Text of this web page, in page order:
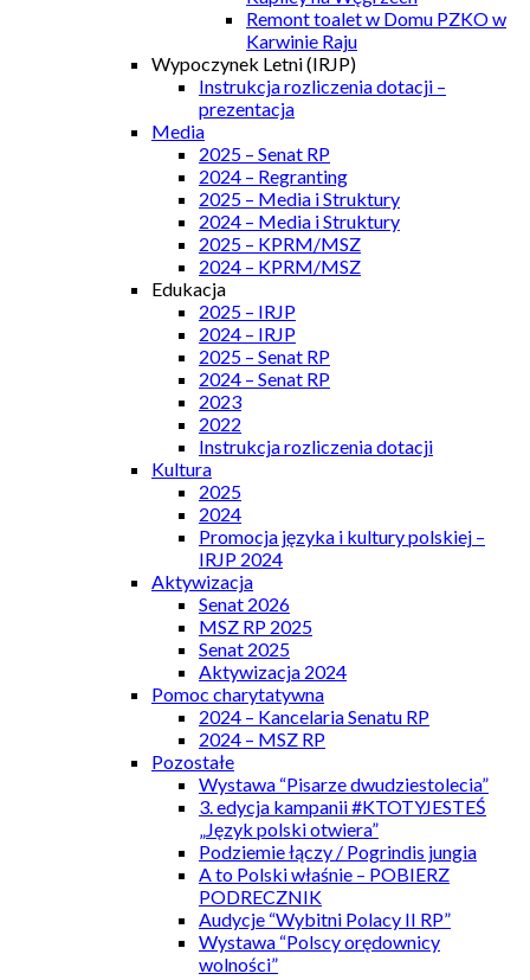
Remont toalet w Domu PZKO w
Karwinie Raju
Wypoczynek Letni (IRJP)
Instrukcja rozliczenia dotacji –
prezentacja
Media
2025 – Senat RP
2024 – Regranting
2025 – Media i Struktury
2024 – Media i Struktury
2025 – KPRM/MSZ
2024 – KPRM/MSZ
Edukacja
2025 – IRJP
2024 – IRJP
2025 – Senat RP
2024 – Senat RP
2023
2022
Instrukcja rozliczenia dotacji
Kultura
2025
2024
Promocja języka i kultury polskiej –
IRJP 2024
Aktywizacja
Senat 2026
MSZ RP 2025
Senat 2025
Aktywizacja 2024
Pomoc charytatywna
2024 – Kancelaria Senatu RP
2024 – MSZ RP
Pozostałe
Wystawa “Pisarze dwudziestolecia”
3. edycja kampanii #KTOTYJESTEŚ
„Język polski otwiera”
Podziemie łączy / Pogrindis jungia
A to Polski właśnie – POBIERZ
PODRECZNIK
Audycje “Wybitni Polacy II RP”
Wystawa “Polscy orędownicy
wolności”